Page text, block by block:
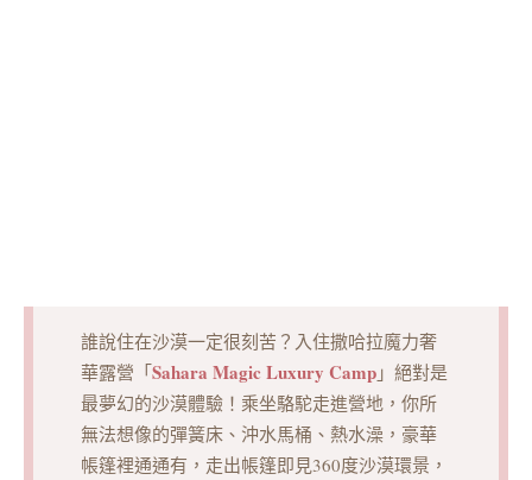
誰說住在沙漠一定很刻苦？入住撒哈拉魔力奢
華露營「Sahara Magic Luxury Camp 」絕對是
最夢幻的沙漠體驗！乘坐駱駝走進營地，你所
無法想像的彈簧床、沖水馬桶、熱水澡，豪華
帳篷裡通通有，走出帳篷即見360度沙漠環景，